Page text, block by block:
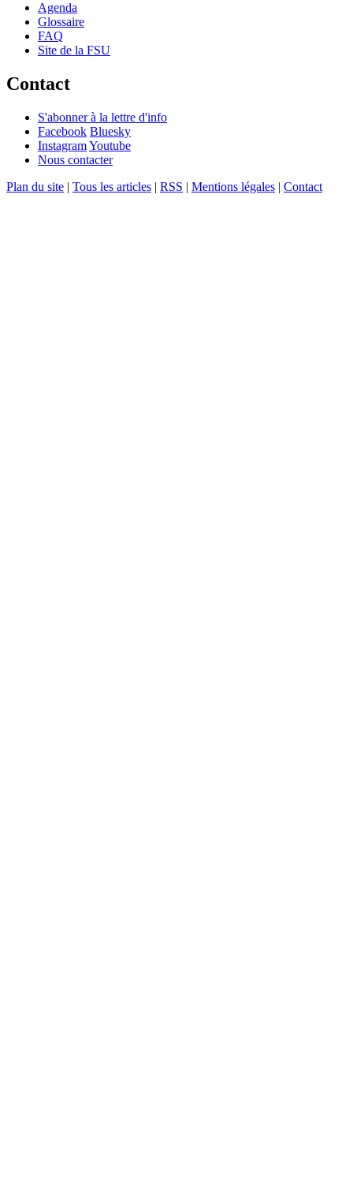
Agenda
Glossaire
FAQ
Site de la FSU
Contact
S'abonner à la lettre d'info
Facebook Bluesky
InstagramYoutube
Nous contacter
Plan du site | Tous les articles | RSS | Mentions légales | Contact